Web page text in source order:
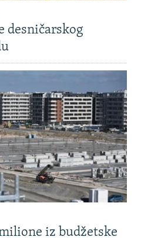
desničarskog
iz budžetske